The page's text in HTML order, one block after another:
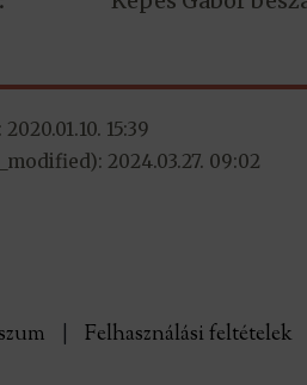
15:39
2024.03.27. 09:02
Felhasználási feltételek